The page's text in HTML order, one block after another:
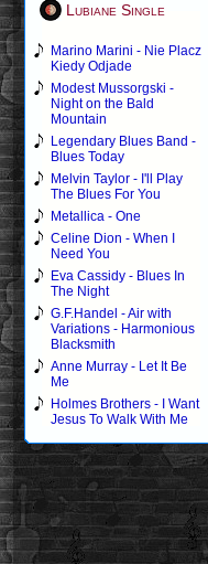
Lubiane Single
Marino Marini - Nie Placz
Kiedy Odjade
Modest Mussorgski -
Night on the Bald
Mountain
Legendary Blues Band -
Blues Today
Melvin Taylor - I'll Play
The Blues For You
Metallica - One
Celine Dion - When I
Need You
Eva Cassidy - Blues In
The Night
G.F.Handel - Air with
Variations - Harmonious
Blacksmith
Anne Murray - Let It Be
Me
Holmes Brothers - I Want
Jesus To Walk With Me